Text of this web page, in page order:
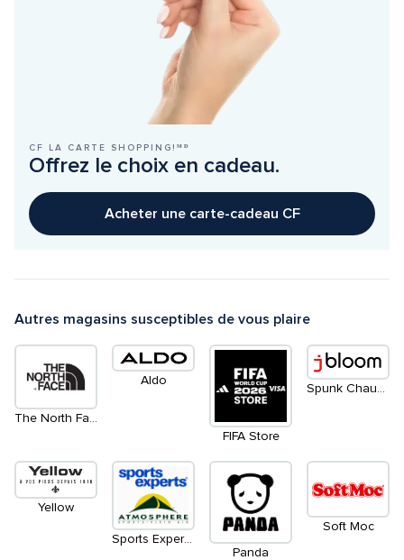
CF LA CARTE SHOPPING!ᴹᴰ
Offrez le choix en cadeau.
Acheter une carte-cadeau CF
Autres magasins susceptibles de vous plaire
Aldo
FIFA Store
Spunk Chaussures
Yellow
Sports Experts/Atmosphere - Fermé pour rénovations
Panda
Soft Moc